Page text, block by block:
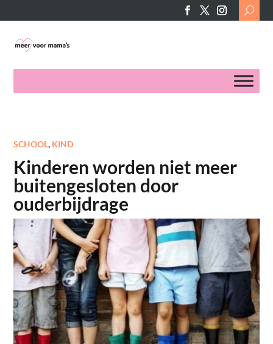
Search
for:
SCHOOL, KIND
Kinderen worden niet meer
buitengesloten door
ouderbijdrage